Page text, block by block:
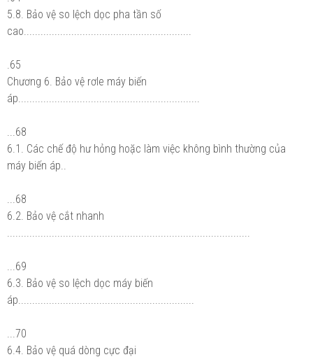
5.8. Bảo vệ so lệch dọc pha tần số
cao............................................................
.65
Chương 6. Bảo vệ rơle máy biến
áp.................................................................
...68
6.1. Các chế độ hư hỏng hoặc làm việc không bình thường của
máy biến áp..
...68
6.2. Bảo vệ cắt nhanh
...69
6.3. Bảo vệ so lệch dọc máy biến
áp...............................................................
...70
6.4. Bảo vệ quá dòng cực đại